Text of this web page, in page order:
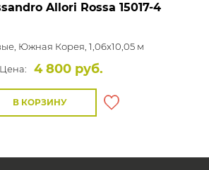
Allori Rossa 15017-4
Южная Корея, 1,06x10,05 м
Цена:
4 800 руб.
В КОРЗИНУ